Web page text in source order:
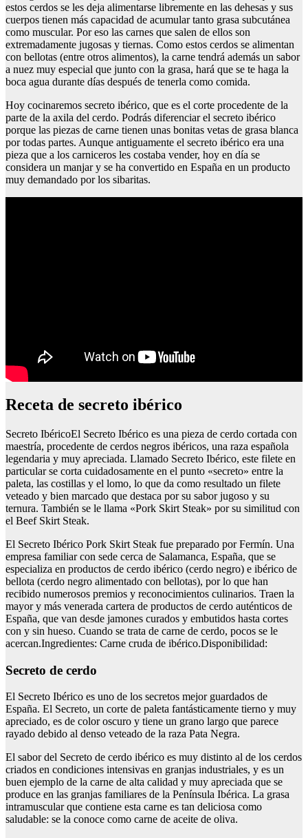
estos cerdos se les deja alimentarse libremente en las dehesas y sus
cuerpos tienen más capacidad de acumular tanto grasa subcutánea
como muscular. Por eso las carnes que salen de ellos son
extremadamente jugosas y tiernas. Como estos cerdos se alimentan
con bellotas (entre otros alimentos), la carne tendrá además un sabor
a nuez muy especial que junto con la grasa, hará que se te haga la
boca agua durante días después de tenerla como comida.
Hoy cocinaremos secreto ibérico, que es el corte procedente de la
parte de la axila del cerdo. Podrás diferenciar el secreto ibérico
porque las piezas de carne tienen unas bonitas vetas de grasa blanca
por todas partes. Aunque antiguamente el secreto ibérico era una
pieza que a los carniceros les costaba vender, hoy en día se
considera un manjar y se ha convertido en España en un producto
muy demandado por los sibaritas.
Receta de secreto ibérico
Secreto IbéricoEl Secreto Ibérico es una pieza de cerdo cortada con
maestría, procedente de cerdos negros ibéricos, una raza española
legendaria y muy apreciada. Llamado Secreto Ibérico, este filete en
particular se corta cuidadosamente en el punto «secreto» entre la
paleta, las costillas y el lomo, lo que da como resultado un filete
veteado y bien marcado que destaca por su sabor jugoso y su
ternura. También se le llama «Pork Skirt Steak» por su similitud con
el Beef Skirt Steak.
El Secreto Ibérico Pork Skirt Steak fue preparado por Fermín. Una
empresa familiar con sede cerca de Salamanca, España, que se
especializa en productos de cerdo ibérico (cerdo negro) e ibérico de
bellota (cerdo negro alimentado con bellotas), por lo que han
recibido numerosos premios y reconocimientos culinarios. Traen la
mayor y más venerada cartera de productos de cerdo auténticos de
España, que van desde jamones curados y embutidos hasta cortes
con y sin hueso. Cuando se trata de carne de cerdo, pocos se le
acercan.Ingredientes: Carne cruda de ibérico.Disponibilidad:
Secreto de cerdo
El Secreto Ibérico es uno de los secretos mejor guardados de
España. El Secreto, un corte de paleta fantásticamente tierno y muy
apreciado, es de color oscuro y tiene un grano largo que parece
rayado debido al denso veteado de la raza Pata Negra.
El sabor del Secreto de cerdo ibérico es muy distinto al de los cerdos
criados en condiciones intensivas en granjas industriales, y es un
buen ejemplo de la carne de alta calidad y muy apreciada que se
produce en las granjas familiares de la Península Ibérica. La grasa
intramuscular que contiene esta carne es tan deliciosa como
saludable: se la conoce como carne de aceite de oliva.